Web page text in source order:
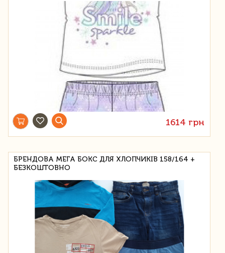
1614 грн
БРЕНДОВА МЕГА БОКС ДЛЯ ХЛОПЧИКІВ 158/164 +
БЕЗКОШТОВНО